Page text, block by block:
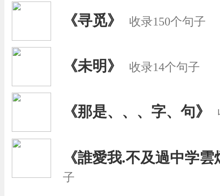
《寻觅》 收录150个句子
《未明》 收录14个句子
《那是、、、字、句》
《誰愛我.不及過中学雲
子